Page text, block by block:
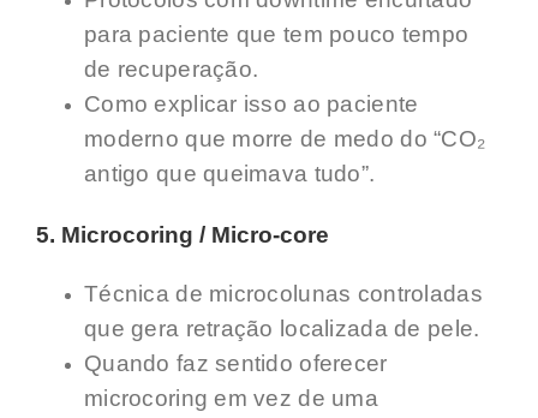
para paciente que tem pouco tempo
de recuperação.
Como explicar isso ao paciente
moderno que morre de medo do “CO₂
antigo que queimava tudo”.
5. Microcoring / Micro-core
Técnica de microcolunas controladas
que gera retração localizada de pele.
Quando faz sentido oferecer
microcoring em vez de uma